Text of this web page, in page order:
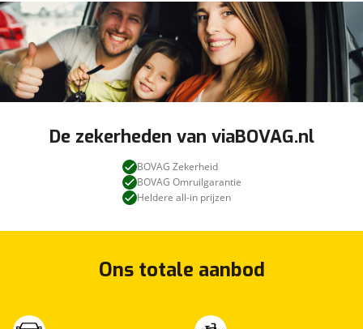
De zekerheden van viaBOVAG.nl
BOVAG Zekerheid
BOVAG Omruilgarantie
Heldere all-in prijzen
Ons totale aanbod